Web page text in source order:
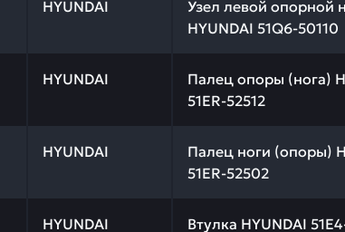
HYUNDAI
Узел левой опорной
HYUNDAI 51Q6-50110
HYUNDAI
Палец опоры (нога)
51ER-52512
гарантию качества и
HYUNDAI
Палец ноги (опоры)
51ER-52502
гарантию качества и
HYUNDAI Втулка HYUNDAI
гарантию качества и